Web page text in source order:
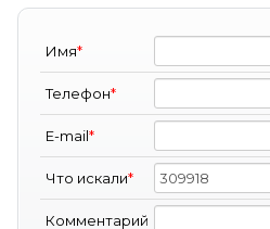
Имя*
Телефон*
E-mail*
Что искали*
Комментарий